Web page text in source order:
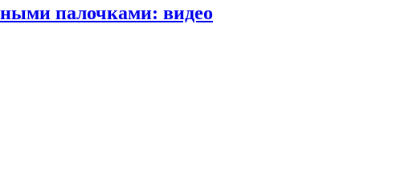
палочками: видео